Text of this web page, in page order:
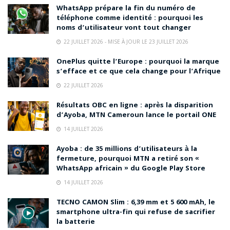
⚠️ Attention aux fausses informations
Comme dans de nombreuses affaires
fortement médiatisées, certaines
informations non vérifiées ont également
circulé sur les réseaux sociaux.
Cette situation rappelle l’importance de
vérifier ses sources , de privilégier les
médias crédibleset de faire preuve de
prudence face aux contenus viraux.
révélateur de l’ère numérique
WhatsApp prépare la fin du numéro de
téléphone comme identité : pourquoi les
noms d’utilisateur vont tout changer
22 JUILLET 2026 - MISE À JOUR LE 23 JUILLET 2026
OnePlus quitte l’Europe : pourquoi la marque
s’efface et ce que cela change pour l’Afrique
22 JUILLET 2026
Résultats OBC en ligne : après la disparition
d’Ayoba, MTN Cameroun lance le portail ONE
14 JUILLET 2026
Ayoba : de 35 millions d’utilisateurs à la
fermeture, pourquoi MTN a retiré son «
WhatsApp africain » du Google Play Store
14 JUILLET 2026
TECNO CAMON Slim : 6,39 mm et 5 600 mAh, le
smartphone ultra-fin qui refuse de sacrifier
la batterie